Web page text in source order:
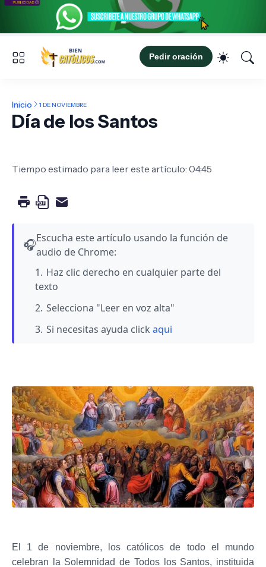
Pedir oración
Inicio 1 DE NOVIEMBRE
Día de los Santos
Tiempo estimado para leer este artículo: 04:45
🎧Escucha este artículo usando la función de
audio de Chrome:
Haz clic derecho en cualquier parte del
texto
Selecciona "Leer en voz alta"
Si necesitas ayuda click aqui
El 1 de noviembre, los católicos de todo el mundo
celebran la Solemnidad de Todos los Santos, instituida